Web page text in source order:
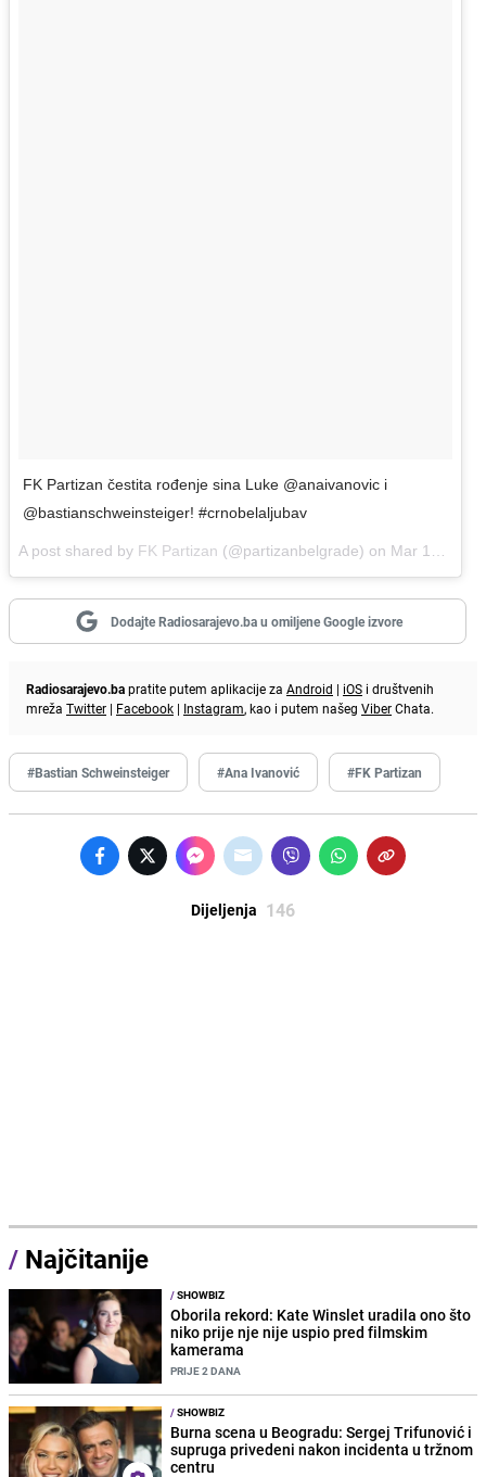
FK Partizan čestita rođenje sina Luke @anaivanovic i
@bastianschweinsteiger! #crnobelaljubav
A post shared by FK Partizan (@partizanbelgrade) on Mar 18, 2018 at 1:24am PDT
Dodajte Radiosarajevo.ba u omiljene Google izvore
Radiosarajevo.bapratite putem aplikacije za Android | iOS i društvenih
mreža Twitter | Facebook | Instagram, kao i putem našeg ViberChata.
#Bastian Schweinsteiger #Ana Ivanović #FK Partizan
Dijeljenja 146
/ Najčitanije
/SHOWBIZ
Oborila rekord: Kate Winslet uradila ono što
niko prije nje nije uspio pred filmskim
kamerama
PRIJE 2 DANA
/SHOWBIZ
Burna scena u Beogradu: Sergej Trifunović i
supruga privedeni nakon incidenta u tržnom
centru